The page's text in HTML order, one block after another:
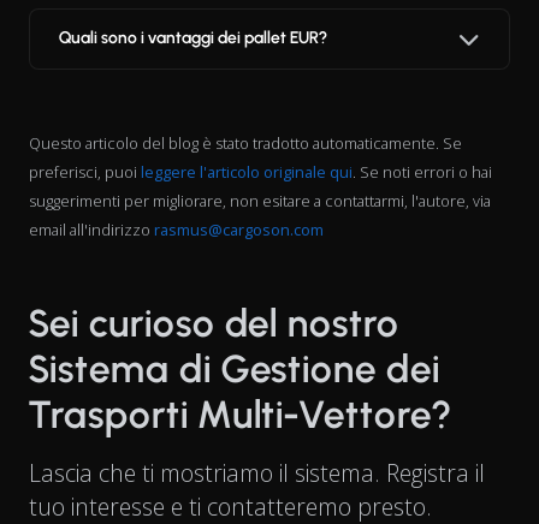
Quali sono i vantaggi dei pallet EUR?
Questo articolo del blog è stato tradotto automaticamente. Se
preferisci, puoi leggere l'articolo originale qui. Se noti errori o hai
suggerimenti per migliorare, non esitare a contattarmi, l'autore, via
email all'indirizzo rasmus@cargoson.com
Sei curioso del nostro
Sistema di Gestione dei
Trasporti Multi-Vettore?
Lascia che ti mostriamo il sistema. Registra il
tuo interesse e ti contatteremo presto.